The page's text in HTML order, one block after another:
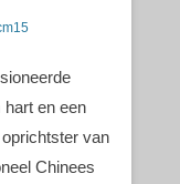
en een
van
Chinees